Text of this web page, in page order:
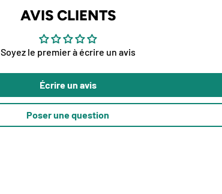
AVIS CLIENTS
Soyez le premier à écrire un avis
Écrire un avis
Poser une question